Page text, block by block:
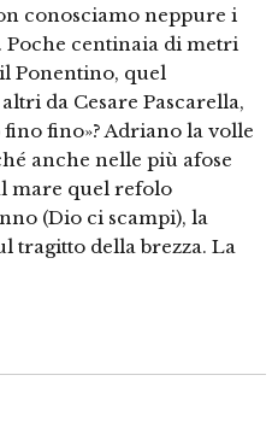
conosciamo neppure i
Poche centinaia di metri
Ponentino, quel
da Cesare Pascarella,
fino»? Adriano la volle
anche nelle più afose
mare quel refolo
(Dio ci scampi), la
tragitto della brezza. La